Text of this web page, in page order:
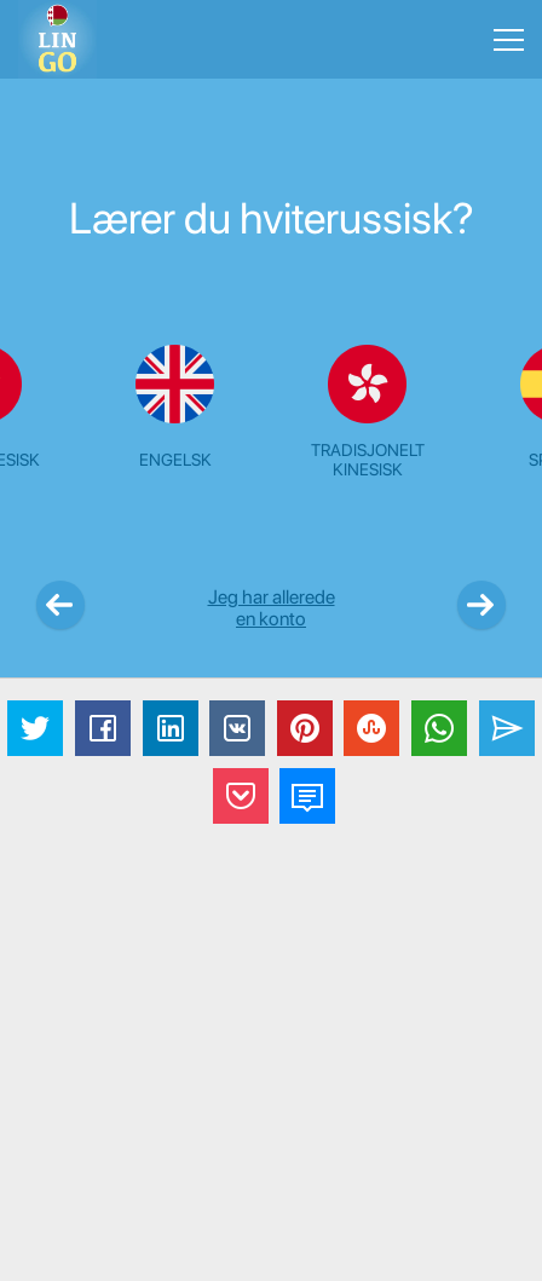
Lærer du hviterussisk?
ENGELSK
TRADISJONELT
KINESISK
Jeg har allerede
en konto